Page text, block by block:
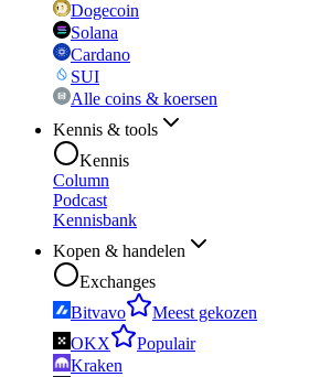
Dogecoin
Solana
Cardano
SUI
Alle coins & koersen
Kennis & tools
Kennis
Column
Podcast
Kennisbank
Kopen & handelen
Exchanges
Bitvavo
Meest gekozen
OKX
Populair
Kraken